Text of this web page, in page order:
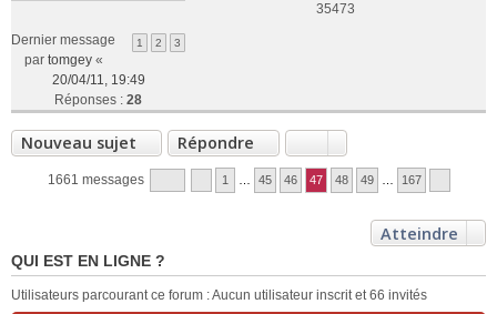
1 2 3
Dernier message
par tomgey«
20/04/11, 19:49
Réponses : 28
35473
Nouveau sujet Répondre
1661 messages 1 45 46 47 48 49 167
Atteindre
QUI EST EN LIGNE ?
Utilisateurs parcourant ce forum : Aucun utilisateur inscrit et 66 invités